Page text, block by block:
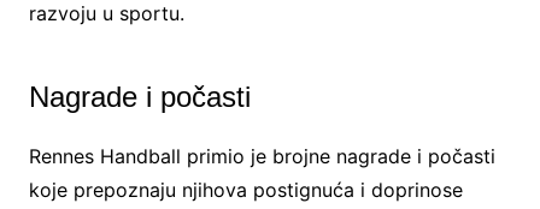
razvoju u sportu.
Nagrade i počasti
Rennes Handball primio je brojne nagrade i počasti
koje prepoznaju njihova postignuća i doprinose